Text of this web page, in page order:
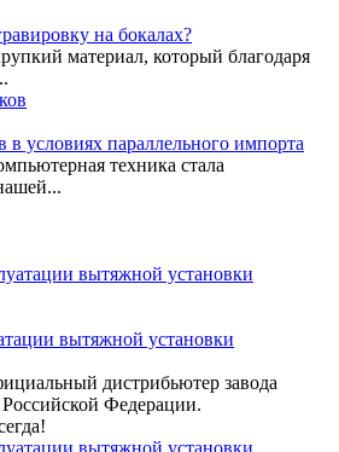
на бокалах?
материал, который благодаря
в условиях параллельного импорта
техника стала
вытяжной установки
дистрибьютер завода
Федерации.